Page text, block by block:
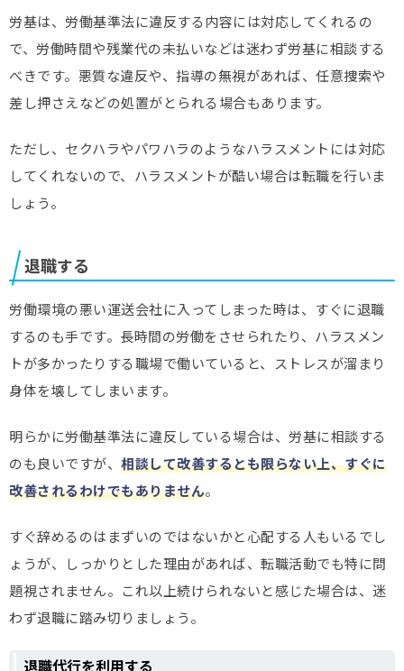
労基は、労働基準法に違反する内容には対応してくれるの
で、労働時間や残業代の未払いなどは迷わず労基に相談する
べきです。悪質な違反や、指導の無視があれば、任意捜索や
差し押さえなどの処置がとられる場合もあります。
ただし、セクハラやパワハラのようなハラスメントには対応
してくれないので、ハラスメントが酷い場合は転職を行いま
しょう。
退職する
労働環境の悪い運送会社に入ってしまった時は、すぐに退職
するのも手です。長時間の労働をさせられたり、ハラスメン
トが多かったりする職場で働いていると、ストレスが溜まり
身体を壊してしまいます。
明らかに労働基準法に違反している場合は、労基に相談する
のも良いですが、 相談して改善するとも限らない上、すぐに
改善されるわけでもありません。
すぐ辞めるのはまずいのではないかと心配する人もいるでし
ょうが、しっかりとした理由があれば、転職活動でも特に問
題視されません。これ以上続けられないと感じた場合は、迷
わず退職に踏み切りましょう。
退職代行を利用する